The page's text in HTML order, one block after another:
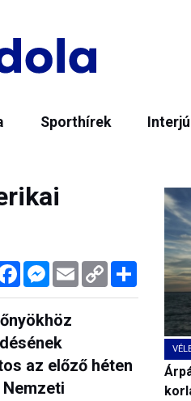
Sporthírek
FacebookMessenger
Email Copy
Link
az előző héten